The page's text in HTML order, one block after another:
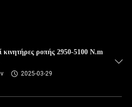
κινητήρες ροπής 2950-5100 N.m
2025-03-29